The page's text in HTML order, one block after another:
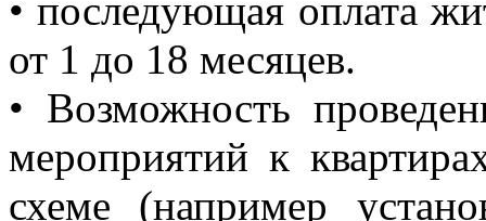
• последующая оплата
от 1 до 18 месяцев.
• Возможность
мероприятий к
схеме (например